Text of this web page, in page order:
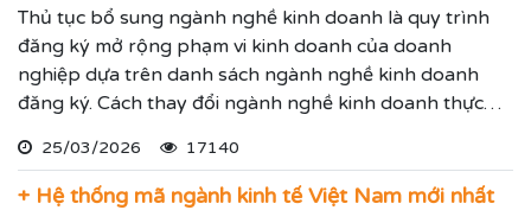
Thủ tục bổ sung ngành nghề kinh doanh là quy trình
đăng ký mở rộng phạm vi kinh doanh của doanh
nghiệp dựa trên danh sách ngành nghề kinh doanh
đăng ký. Cách thay đổi ngành nghề kinh doanh thực
25/03/2026 17140
+ Hệ thống mã ngành kinh tế Việt Nam mới nhất